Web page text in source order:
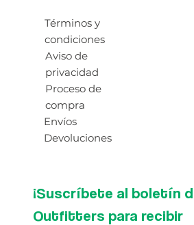
Términos y
condiciones
Aviso de
privacidad
Proceso de
compra
Envíos
Devoluciones
¡Suscríbete al boletín
Outfitters para recibir